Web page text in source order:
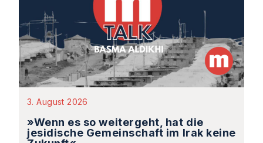
3. August 2026
»Wenn es so weitergeht, hat die
jesidische Gemeinschaft im Irak keine